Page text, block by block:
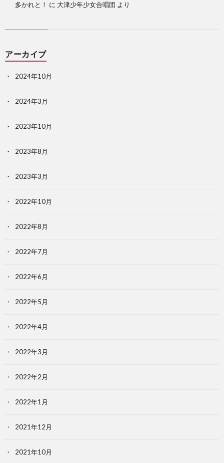
多かれと！ に 大津少年少女合唱団 より
アーカイブ
2024年10月
2024年3月
2023年10月
2023年8月
2023年3月
2022年10月
2022年8月
2022年7月
2022年6月
2022年5月
2022年4月
2022年3月
2022年2月
2022年1月
2021年12月
2021年10月